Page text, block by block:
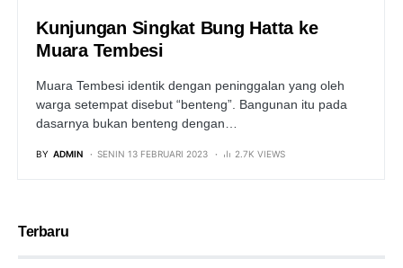
Kunjungan Singkat Bung Hatta ke
Muara Tembesi
Muara Tembesi identik dengan peninggalan yang oleh
warga setempat disebut “benteng”. Bangunan itu pada
dasarnya bukan benteng dengan…
BY ADMIN SENIN 13 FEBRUARI 2023 2.7K VIEWS
Terbaru